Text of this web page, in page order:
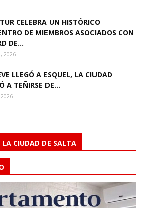
CELEBRA UN HISTÓRICO
DE MIEMBROS ASOCIADOS CON
DE...
2026
LLEGÓ A ESQUEL, LA CIUDAD
A TEÑIRSE DE...
CIUDAD DE SALTA